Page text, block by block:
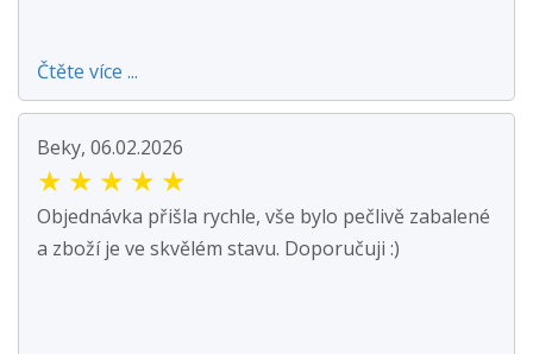
Čtěte více ...
Beky, 06.02.2026
★ ★ ★ ★ ★
Objednávka přišla rychle, vše bylo pečlivě zabalené
a zboží je ve skvělém stavu. Doporučuji :)